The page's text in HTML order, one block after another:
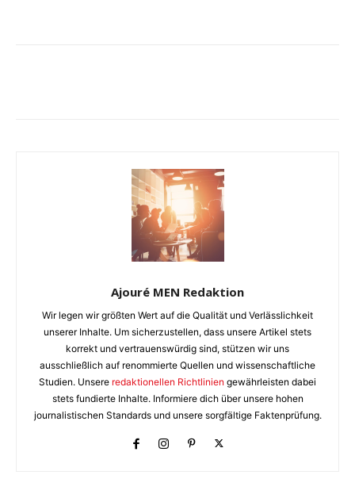
Ajouré MEN Redaktion
Wir legen wir größten Wert auf die Qualität und Verlässlichkeit
unserer Inhalte. Um sicherzustellen, dass unsere Artikel stets
korrekt und vertrauenswürdig sind, stützen wir uns
ausschließlich auf renommierte Quellen und wissenschaftliche
Studien. Unsere redaktionellen Richtlinien gewährleisten dabei
stets fundierte Inhalte. Informiere dich über unsere hohen
journalistischen Standards und unsere sorgfältige Faktenprüfung.